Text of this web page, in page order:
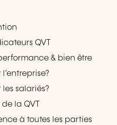
QVT
& bien être
salariés?
la QVT
à toutes les parties